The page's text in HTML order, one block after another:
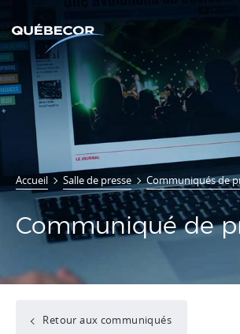
Accueil Salle de presse Communiqués de
Communiqué de
Retour aux communiqués